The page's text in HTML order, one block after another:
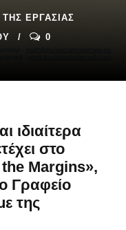
ΕΡΓΑΣΊΑΣ
0
ιδιαίτερα
στο
Margins»,
Γραφείο
της